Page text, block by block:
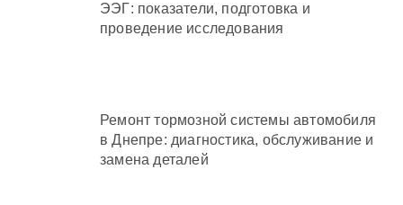
ЭЭГ: показатели, подготовка и
проведение исследования
Ремонт тормозной системы автомобиля
в Днепре: диагностика, обслуживание и
замена деталей